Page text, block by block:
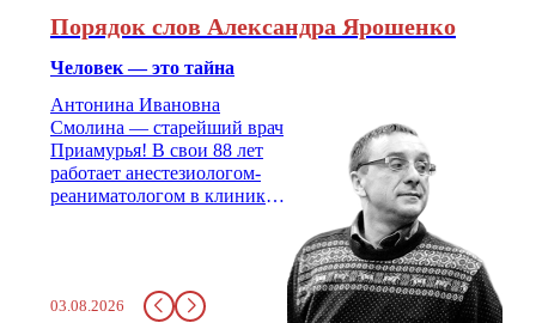
Порядок слов Александра Ярошенко
Человек — это тайна
Антонина Ивановна
Смолина — старейший врач
Приамурья! В свои 88 лет
работает анестезиологом-
реаниматологом в клинике
стажем о жизни, смерти
душе и духе. Откровенно о
03.08.2026